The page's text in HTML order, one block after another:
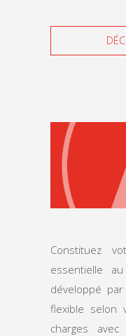
Constituez
essentielle
développé
flexible selon
charges